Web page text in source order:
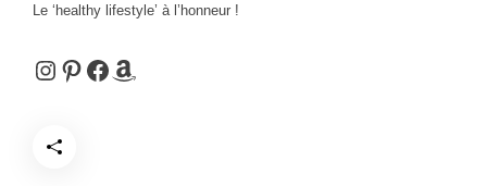
Le ‘healthy lifestyle’ à l’honneur !
Instagram
Pinterest
Facebook
Amazon